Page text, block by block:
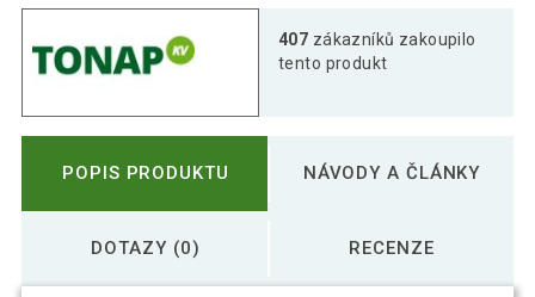
Dřevěný regál, 6 polic, 80 x 213 x 43 cm 4 322 Kč
407 zákazníků zakoupilo
tento produkt
POPIS PRODUKTU NÁVODY A ČLÁNKY
DOTAZY (0) RECENZE